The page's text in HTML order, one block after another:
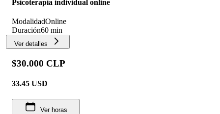
Psicoterapia individual online
ModalidadOnline
Duración60 min
Ver detalles
$30.000 CLP
33.45 USD
Ver horas